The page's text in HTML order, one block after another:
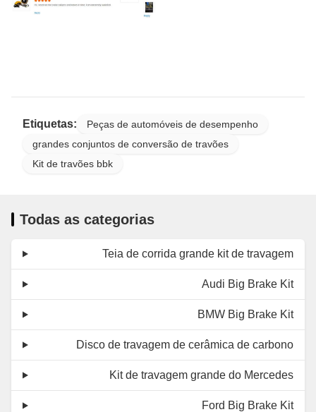
Etiquetas:
Peças de automóveis de desempenho
grandes conjuntos de conversão de travões
Kit de travões bbk
Todas as categorias
Teia de corrida grande kit de travagem
Audi Big Brake Kit
BMW Big Brake Kit
Disco de travagem de cerâmica de carbono
Kit de travagem grande do Mercedes
Ford Big Brake Kit